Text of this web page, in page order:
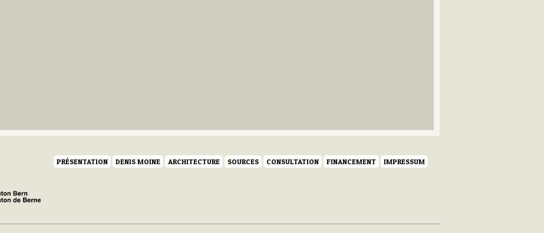
PRÉSENTATION DENIS MOINE ARCHITECTURE SOURCES CONSULTATION FINANCEMENT IMPRESSUM